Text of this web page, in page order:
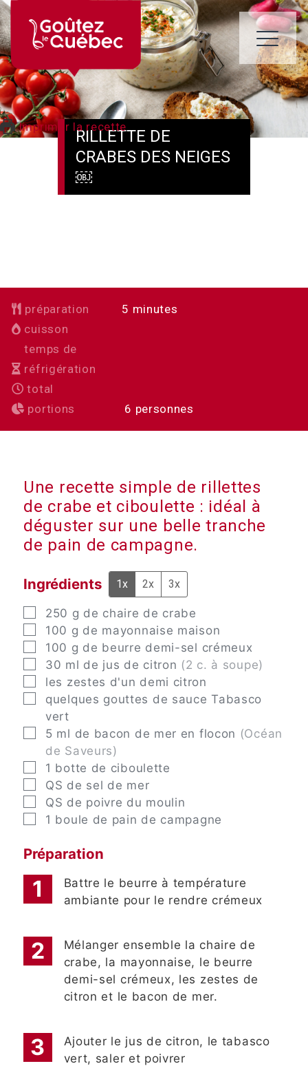
Skip
to
content
RILLETTE DE
CRABES DES NEIGES
￼
préparation 5 minutes
minutes
cuisson
temps de
réfrigération
total
portions
6 personnes
Une recette simple de rillettes
de crabe et ciboulette : idéal à
déguster sur une belle tranche
de pain de campagne.
Ingrédients 1x 2x 3x
▢
250 g de chaire de crabe
▢
100 g de mayonnaise maison
▢
100 g de beurre demi-sel crémeux
▢
30 ml de jus de citron (2 c. à soupe)
▢
les zestes d'un demi citron
▢
quelques gouttes de sauce Tabasco
vert
▢
5 ml de bacon de mer en flocon (Océan
de Saveurs)
▢
1 botte de ciboulette
▢
QS de sel de mer
▢
QS de poivre du moulin
▢
1 boule de pain de campagne
Préparation
Battre le beurre à température
ambiante pour le rendre crémeux
Mélanger ensemble la chaire de
crabe, la mayonnaise, le beurre
demi-sel crémeux, les zestes de
citron et le bacon de mer.
Ajouter le jus de citron, le tabasco
vert, saler et poivrer
Imprimer la recette